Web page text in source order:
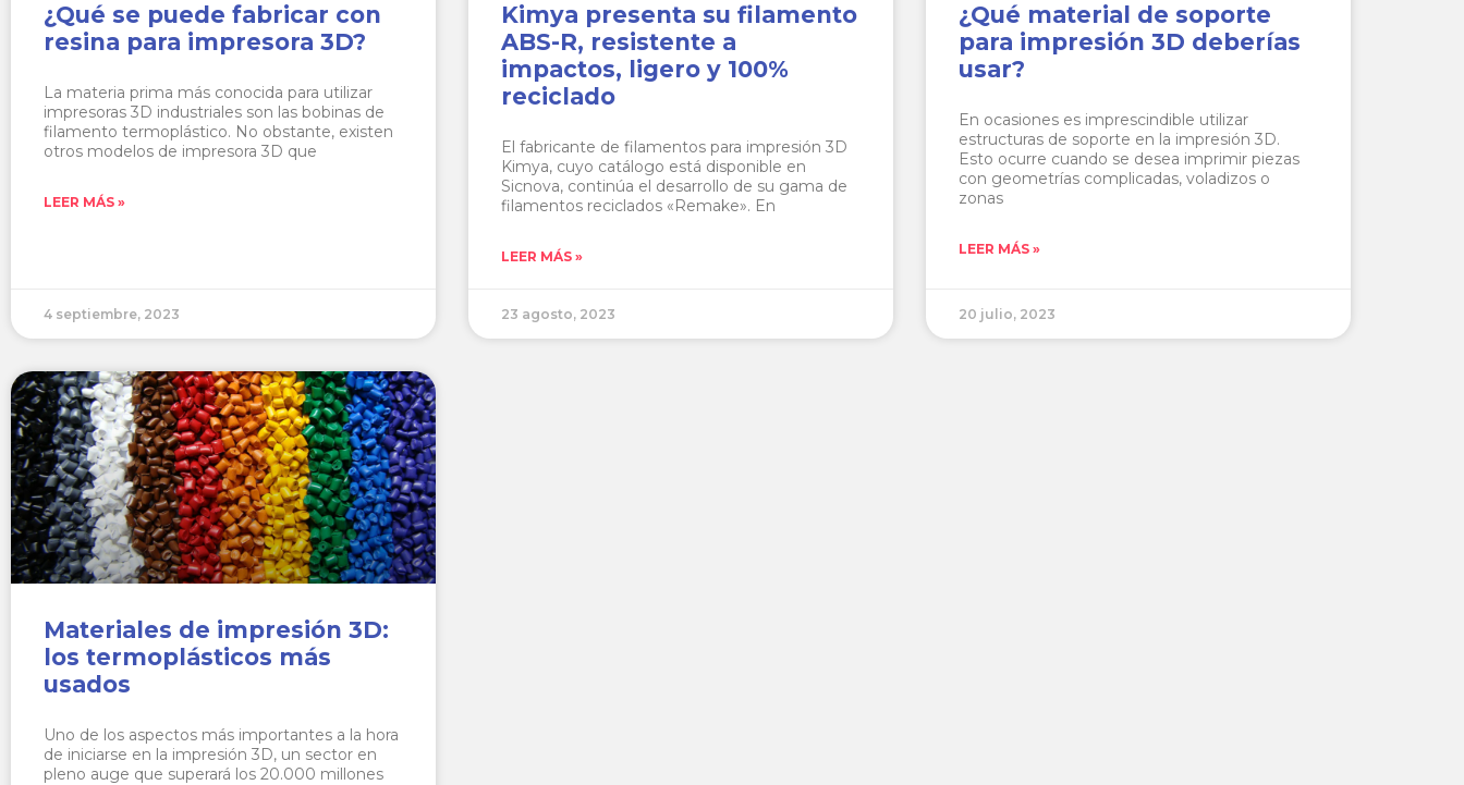
¿Qué se puede fabricar con
resina para impresora 3D?
La materia prima más conocida para utilizar
impresoras 3D industriales son las bobinas de
filamento termoplástico. No obstante, existen
otros modelos de impresora 3D que
LEER MÁS »
4 septiembre, 2023
Kimya presenta su filamento
ABS-R, resistente a
impactos, ligero y 100%
reciclado
El fabricante de filamentos para impresión 3D
Kimya, cuyo catálogo está disponible en
Sicnova, continúa el desarrollo de su gama de
filamentos reciclados «Remake». En
LEER MÁS »
23 agosto, 2023
¿Qué material de soporte
para impresión 3D deberías
usar?
En ocasiones es imprescindible utilizar
estructuras de soporte en la impresión 3D.
Esto ocurre cuando se desea imprimir piezas
con geometrías complicadas, voladizos o
zonas
LEER MÁS »
20 julio, 2023
Materiales de impresión 3D:
los termoplásticos más
usados
Uno de los aspectos más importantes a la hora
de iniciarse en la impresión 3D, un sector en
pleno auge que superará los 20.000 millones